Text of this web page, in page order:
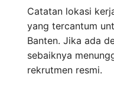
Catatan lokasi
yang tercantum
Banten. Jika ada
sebaiknya
rekrutmen resmi.